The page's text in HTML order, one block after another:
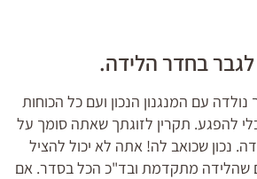
בחדר הלידה.
עם המנגנון הנכון ועם כל הכוחות
להפגע. תקרין לזוגתך שאתה סומך על
נכון שכואב לה! אתה לא יכול להציל
שהלידה מתקדמת ובד"כ הכל בסדר. אם